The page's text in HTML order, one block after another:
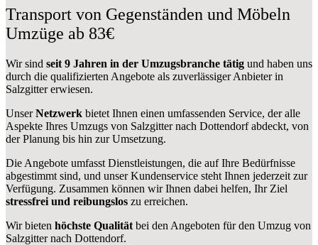
Transport von Gegenständen und Möbeln
Umzüge ab 83€
Wir sind seit 9 Jahren in der Umzugsbranche tätig und haben uns
durch die qualifizierten Angebote als zuverlässiger Anbieter in
Salzgitter erwiesen.
UnserNetzwerk bietet Ihnen einen umfassenden Service, der alle
Aspekte Ihres Umzugs von Salzgitter nach Dottendorf abdeckt, von
der Planung bis hin zur Umsetzung.
Die Angebote umfasst Dienstleistungen, die auf Ihre Bedürfnisse
abgestimmt sind, und unser Kundenservice steht Ihnen jederzeit zur
Verfügung. Zusammen können wir Ihnen dabei helfen, Ihr Ziel
stressfrei und reibungslos zu erreichen.
Wir bieten höchste Qualität bei den Angeboten für den Umzug von
Salzgitter nach Dottendorf.